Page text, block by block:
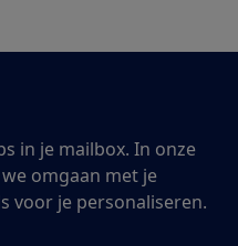
in je mailbox. In onze
omgaan met je
voor je personaliseren.